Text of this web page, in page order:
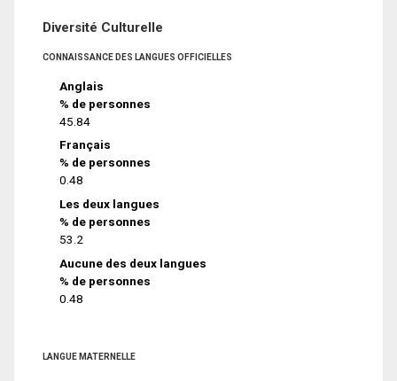
Diversité Culturelle
CONNAISSANCE DES LANGUES OFFICIELLES
Anglais
% de personnes
45.84
Français
% de personnes
0.48
Les deux langues
% de personnes
53.2
Aucune des deux langues
% de personnes
0.48
LANGUE MATERNELLE